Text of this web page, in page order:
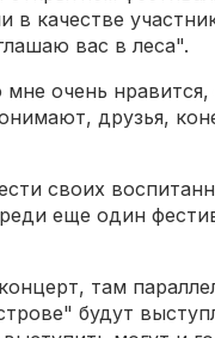
в качестве
вас в леса".
очень нравится,
друзья,
своих
еще один
там
будут